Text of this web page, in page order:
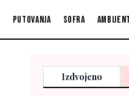
Putovanja Sofra Ambijent
Izdvojeno